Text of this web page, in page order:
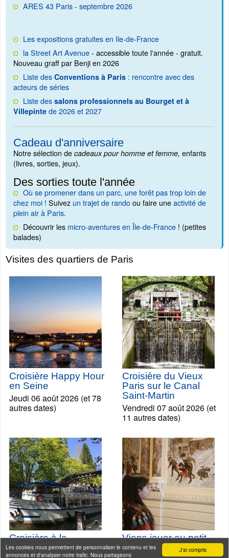
J'ai compris
Les cookies nous permettent de personnaliser le contenu et les
annonces et d'analyser notre trafic. Nous partageons
ARES 43 Paris - septembre 2026
Les expositions gratuites en Ile-de-France
la Street Art Avenue- accessible toute l'année - gratuit.
Nouveau graff par Benji en 2026
Liste des Conventions à Paris : rencontre avec des
acteurs de séries
Liste des salons professionnels au Bourget et à
Villepinte de 2026 et 2027
Cadeau d'anniversaire
Notre sélection de cadeaux pour homme et femme, enfants
(livres, sorties, jeux).
Des sorties toute l'année
Où se promener dans un parc, une forêt pas trop loin de
chez moi ! Suivez un trajet de randoou faire uneactivité de
plein air à Paris.
Découvrir les micro-aventures en Île-de-France ! (petites
balades)
Visites des quartiers de Paris
Croisière Happy Hour
en Seine
Jeudi 06 août 2026 (et 78
autres dates)
Croisière du Vieux
Paris sur le Canal
Saint-Martin
Vendredi 07 août 2026 (et
11 autres dates)
Croisière à la
découverte du Canal
Viens jouer au petit
Poulbot à Montmartre,